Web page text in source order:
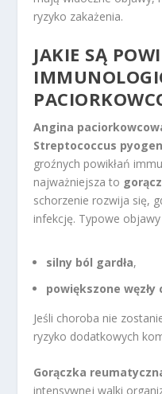
ryzyko zakażenia.
JAKIE SĄ
Angina
Streptococcus
groźnych powikłań
najważniejsza to
schorzenie rozwija się,
infekcję. Typowe
silny ból gardła,
powiększone węzły
Jeśli choroba nie
ryzyko dodatkowych
Gorączka
intensywnej walki